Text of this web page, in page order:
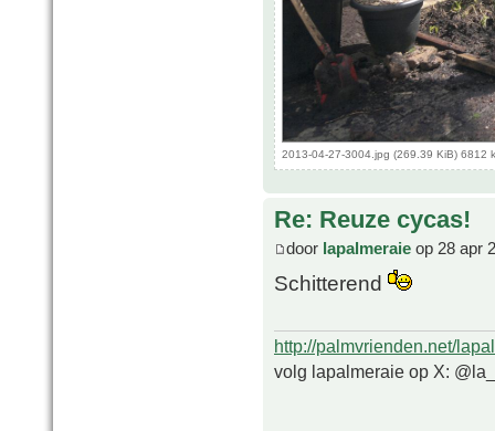
2013-04-27-3004.jpg (269.39 KiB) 6812
Re: Reuze cycas!
door lapalmeraie op 28 apr
Schitterend
http://palmvrienden.net/
volg lapalmeraie op X: